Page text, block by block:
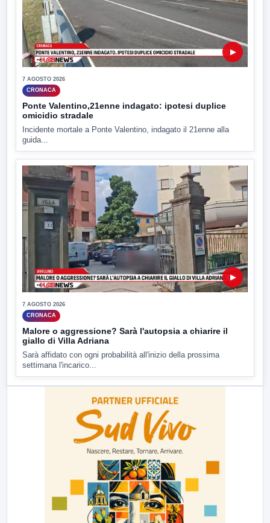
▶
7 AGOSTO 2026
CRONACA
Ponte Valentino,21enne indagato: ipotesi duplice
omicidio stradale
Incidente mortale a Ponte Valentino, indagato il 21enne alla
guida...
▶
7 AGOSTO 2026
CRONACA
Malore o aggressione? Sarà l'autopsia a chiarire il
giallo di Villa Adriana
Sarà affidato con ogni probabilità all'inizio della prossima
settimana l'incarico...